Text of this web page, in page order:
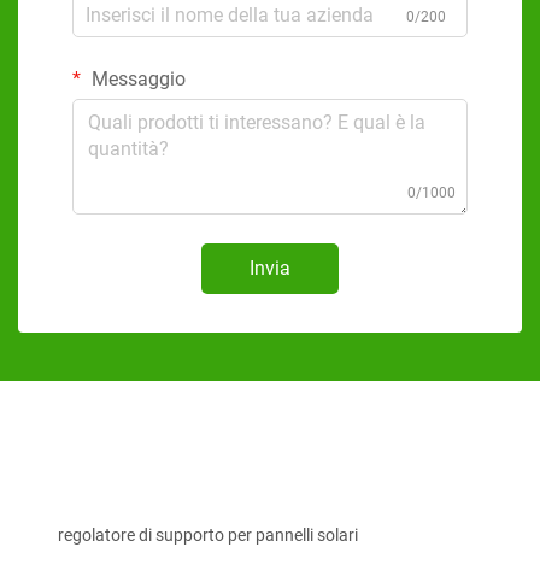
0/200
Messaggio
0/1000
Invia
regolatore di supporto per pannelli solari